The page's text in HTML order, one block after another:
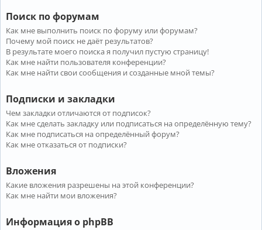
Поиск по форумам
Как мне выполнить поиск по форуму или форумам?
Почему мой поиск не даёт результатов?
В результате моего поиска я получил пустую страницу!
Как мне найти пользователя конференции?
Как мне найти свои сообщения и созданные мной темы?
Подписки и закладки
Чем закладки отличаются от подписок?
Как мне сделать закладку или подписаться на определённую тему?
Как мне подписаться на определённый форум?
Как мне отказаться от подписки?
Вложения
Какие вложения разрешены на этой конференции?
Как мне найти мои вложения?
Информация о phpBB